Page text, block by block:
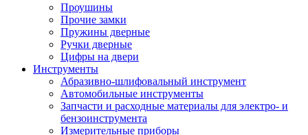
Проушины
Прочие замки
Пружины дверные
Ручки дверные
Цифры на двери
Инструменты
Абразивно-шлифовальный инструмент
Автомобильные инструменты
Запчасти и расходные материалы для электро- и
бензоинструмента
Измерительные приборы